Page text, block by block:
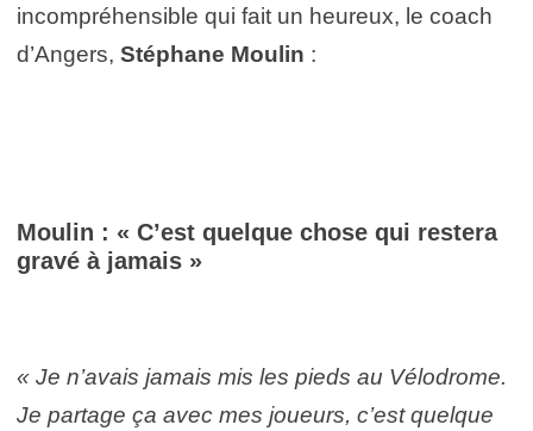
incompréhensible qui fait un heureux, le coach
d’Angers, Stéphane Moulin :
Moulin : « C’est quelque chose qui restera
gravé à jamais »
« Je n’avais jamais mis les pieds au Vélodrome.
Je partage ça avec mes joueurs, c’est quelque